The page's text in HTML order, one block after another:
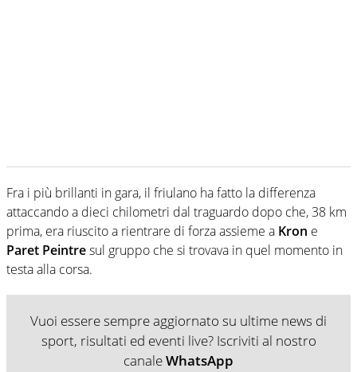
Fra i più brillanti in gara, il friulano ha fatto la differenza
attaccando a dieci chilometri dal traguardo dopo che, 38 km
prima, era riuscito a rientrare di forza assieme a Kron e
Paret Peintresul gruppo che si trovava in quel momento in
testa alla corsa.
Vuoi essere sempre aggiornato su ultime news di
sport, risultati ed eventi live? Iscriviti al nostro
canaleWhatsApp